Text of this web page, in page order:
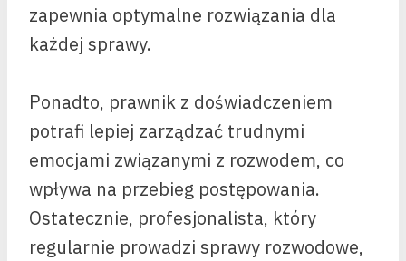
zapewnia optymalne rozwiązania dla
każdej sprawy.
Ponadto, prawnik z doświadczeniem
potrafi lepiej zarządzać trudnymi
emocjami związanymi z rozwodem, co
wpływa na przebieg postępowania.
Ostatecznie, profesjonalista, który
regularnie prowadzi sprawy rozwodowe,